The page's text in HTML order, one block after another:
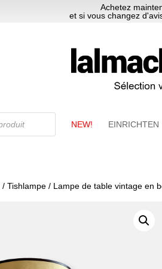
Achetez
et si vous changez
NEW! EINRICHTEN
/ Tishlampe / Lampe de table vintage en